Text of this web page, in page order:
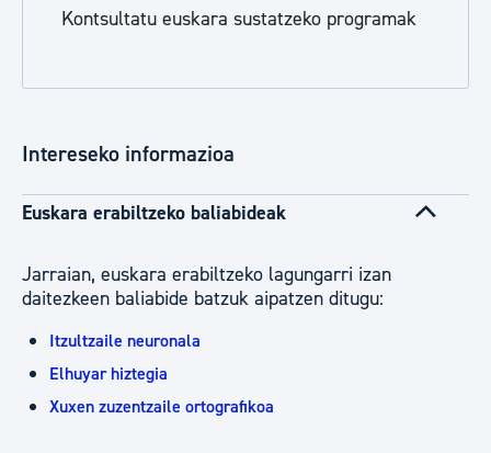
Kontsultatu euskara sustatzeko programak
Intereseko informazioa
Euskara erabiltzeko baliabideak
Jarraian, euskara erabiltzeko lagungarri izan
daitezkeen baliabide batzuk aipatzen ditugu:
Itzultzaile neuronala
Elhuyar hiztegia
Xuxen zuzentzaile ortografikoa